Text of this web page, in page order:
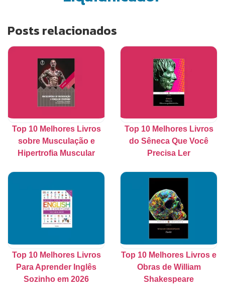
Posts relacionados
Top 10 Melhores Livros
sobre Musculação e
Hipertrofia Muscular
Top 10 Melhores Livros
do Sêneca Que Você
Precisa Ler
Top 10 Melhores Livros
Para Aprender Inglês
Sozinho em 2026
Top 10 Melhores Livros e
Obras de William
Shakespeare